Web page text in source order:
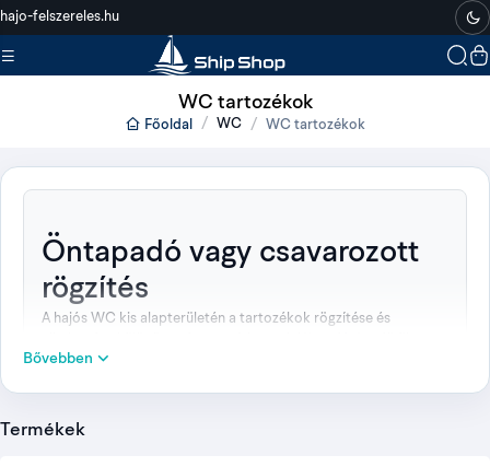
hajo-felszereles.hu
WC tartozékok
Főoldal WC WC tartozékok
Öntapadó vagy csavarozott
rögzítés
A hajós WC kis alapterületén a tartozékok rögzítése és
rögzíthető WC-papírtartó, falra csavarozható WC-kefe
A három termék feladata eltér: a papírtartó és a kefetartó
Bővebben
Termékek